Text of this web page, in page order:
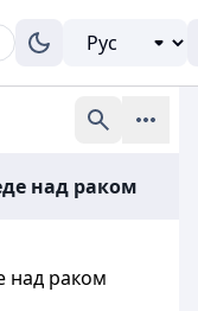
над раком
над раком